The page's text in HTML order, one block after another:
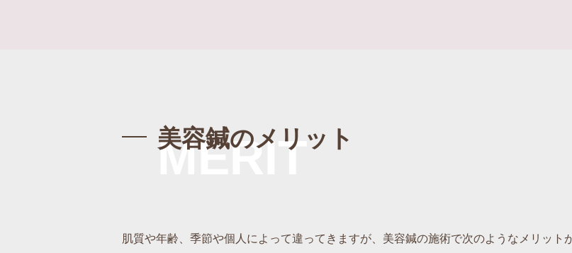
MERIT
美容鍼のメリット
肌質や年齢、季節や個人によって違ってきますが、美容鍼の施術で次のようなメリット